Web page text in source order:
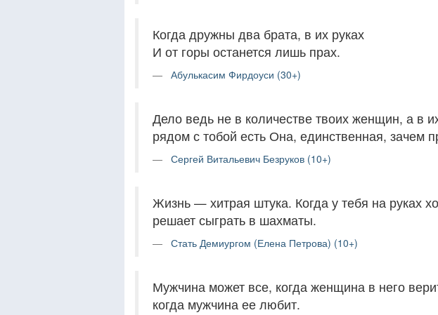
Когда дружны два брата, в их руках
И от горы останется лишь прах.
Абулькасим Фирдоуси (30+)
Дело ведь не в количестве твоих женщин, а в
рядом с тобой есть Она, единственная, зачем
Сергей Витальевич Безруков (10+)
Жизнь — хитрая штука. Когда у тебя на руках
решает сыграть в шахматы.
Стать Демиургом (Елена Петрова) (10+)
Мужчина может все, когда женщина в него
когда мужчина ее любит.